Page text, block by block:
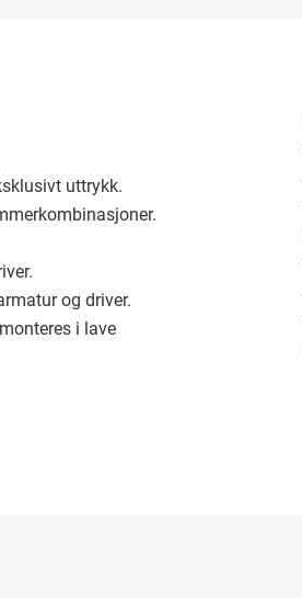
uttrykk.
og driver.
i lave